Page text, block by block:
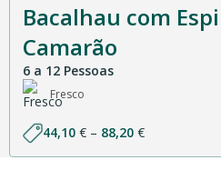
Bacalhau com
Camarão
6 a 12 Pessoas
Fresco
44,10 € – 88,20 €Price